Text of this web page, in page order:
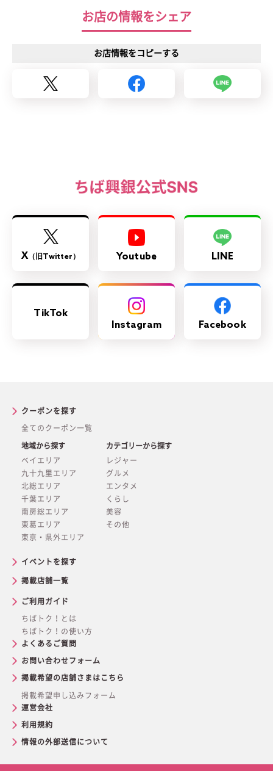
お店の情報をシェア
お店情報をコピーする
X（旧Twitter） Youtube LINE
TikTok
Instagram
Facebook
クーポンを探す
全てのクーポン一覧
地域から探す
ベイエリア
九十九里エリア
北総エリア
千葉エリア
南房総エリア
東葛エリア
東京・県外エリア
カテゴリーから探す
レジャー
グルメ
エンタメ
くらし
美容
その他
イベントを探す
掲載店舗一覧
ご利用ガイド
ちばトク！とは
ちばトク！の使い方
よくあるご質問
お問い合わせフォーム
掲載希望の店舗さまはこちら
掲載希望申し込みフォーム
運営会社
利用規約
情報の外部送信について